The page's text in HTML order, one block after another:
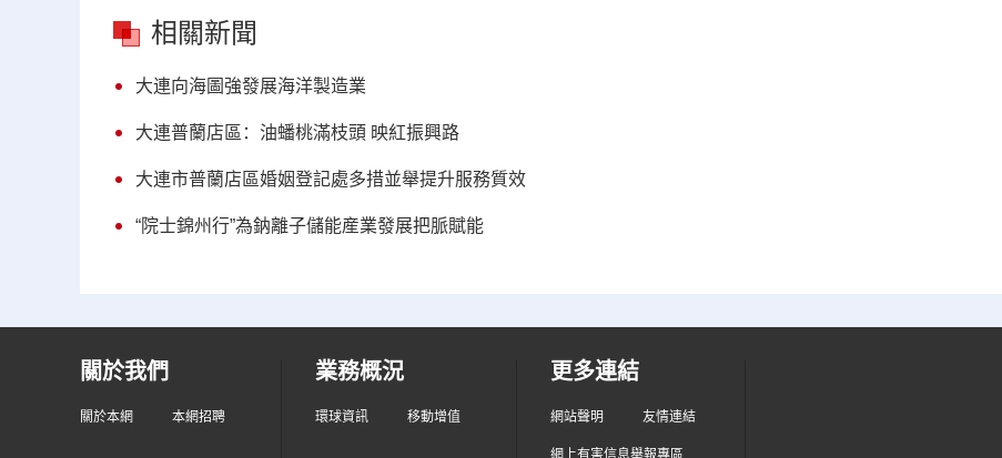
相關新聞
大連向海圖強發展海洋製造業
大連普蘭店區：油蟠桃滿枝頭 映紅振興路​
大連市普蘭店區婚姻登記處多措並舉提升服務質效
“院士錦州行”為鈉離子儲能産業發展把脈賦能
關於我們
關於本網 本網招聘
業務概況
環球資訊 移動增值
更多連結
網站聲明 友情連結
網上有害信息舉報專區